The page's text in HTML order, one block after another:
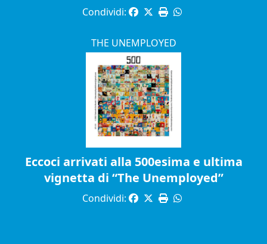
Condividi:
THE UNEMPLOYED
Eccoci arrivati alla 500esima e ultima
vignetta di “The Unemployed”
Condividi: